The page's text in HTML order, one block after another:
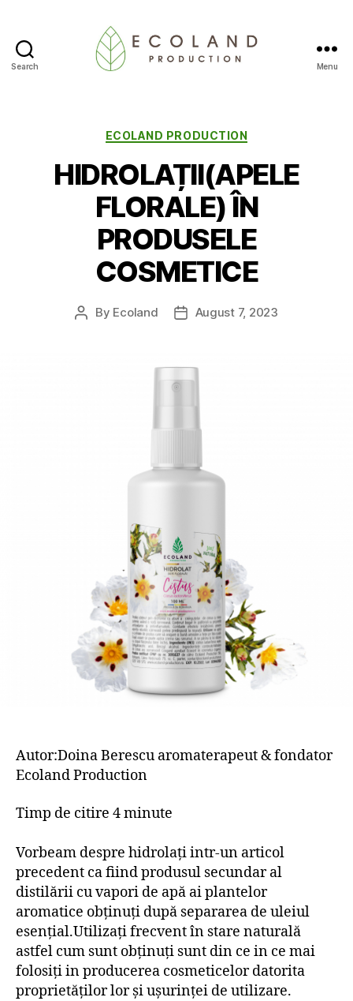
Search
Blog
Menu
Categories
ECOLAND PRODUCTION
HIDROLAȚII(APELE
FLORALE) ÎN
PRODUSELE
COSMETICE
Post
By Ecoland
PostAugust 7, 2023
Autor:Doina Berescu aromaterapeut & fondator
Ecoland Production
Timp de citire 4 minute
Vorbeam despre hidrolați intr-un articol
precedent ca fiind produsul secundar al
distilării cu vapori de apă ai plantelor
aromatice obținuți după separarea de uleiul
esențial.Utilizați frecvent în stare naturală
astfel cum sunt obținuți sunt din ce in ce mai
folosiți in producerea cosmeticelor datorita
proprietăților lor și ușurinței de utilizare.